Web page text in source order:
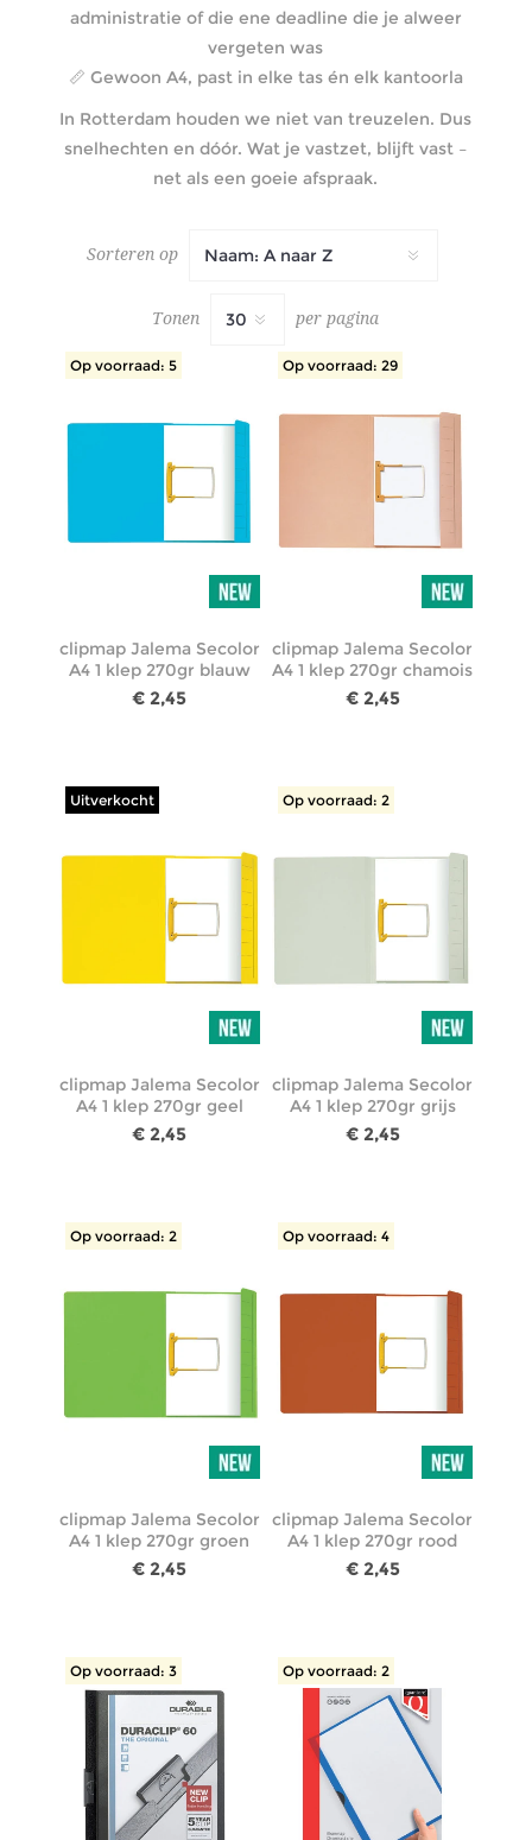
administratie of die ene deadline die je alweer
vergeten was
📏 Gewoon A4, past in elke tas én elk kantoorla
In Rotterdam houden we niet van treuzelen. Dus
snelhechten en dóór. Wat je vastzet, blijft vast –
net als een goeie afspraak.
Sorteren op
Tonen per pagina
Op voorraad: 5
clipmap Jalema Secolor
A4 1 klep 270gr blauw
€ 2,45
Op voorraad: 29
clipmap Jalema Secolor
A4 1 klep 270gr chamois
€ 2,45
Uitverkocht
clipmap Jalema Secolor
A4 1 klep 270gr geel
€ 2,45
Op voorraad: 2
clipmap Jalema Secolor
A4 1 klep 270gr grijs
€ 2,45
Op voorraad: 2
clipmap Jalema Secolor
A4 1 klep 270gr groen
€ 2,45
Op voorraad: 4
clipmap Jalema Secolor
A4 1 klep 270gr rood
€ 2,45
Op voorraad: 3 Op voorraad: 2